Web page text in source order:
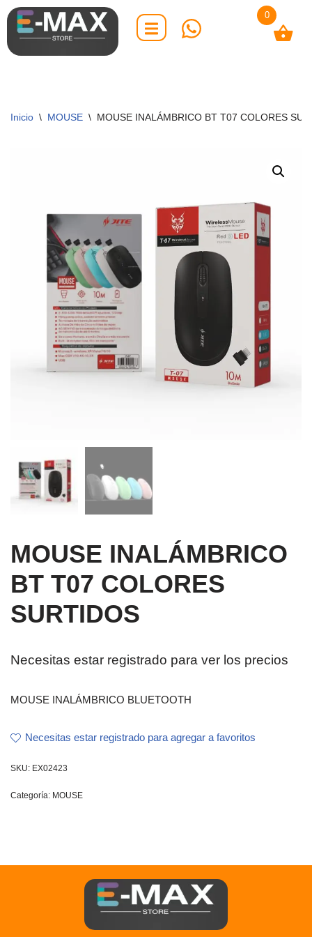
Saltar
al
Inicio \ MOUSE \ MOUSE INALÁMBRICO BT T07 COLORES
MOUSE INALÁMBRICO
BT T07 COLORES
SURTIDOS
Necesitas estar registrado para ver los precios
MOUSE INALÁMBRICO BLUETOOTH
Necesitas estar registrado para agregar a favoritos
SKU: EX02423
Categoría: MOUSE
0